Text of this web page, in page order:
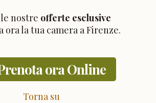
nostre offerte esclusive
ora la tua camera a Firenze.
ora Online
Torna su